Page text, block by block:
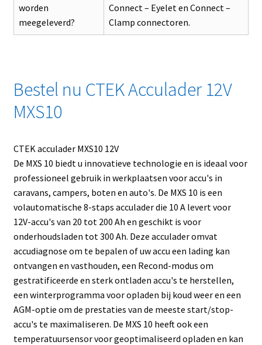
worden
meegeleverd?
Connect – Eyelet en Connect –
Clamp connectoren.
Bestel nu CTEK Acculader 12V
MXS10
CTEK acculader MXS10 12V
De MXS 10 biedt u innovatieve technologie en is ideaal voor
professioneel gebruik in werkplaatsen voor accu's in
caravans, campers, boten en auto's. De MXS 10 is een
volautomatische 8-staps acculader die 10 A levert voor
12V-accu's van 20 tot 200 Ah en geschikt is voor
onderhoudsladen tot 300 Ah. Deze acculader omvat
accudiagnose om te bepalen of uw accu een lading kan
ontvangen en vasthouden, een Recond-modus om
gestratificeerde en sterk ontladen accu's te herstellen,
een winterprogramma voor opladen bij koud weer en een
AGM-optie om de prestaties van de meeste start/stop-
accu's te maximaliseren. De MXS 10 heeft ook een
temperatuursensor voor geoptimaliseerd opladen en kan